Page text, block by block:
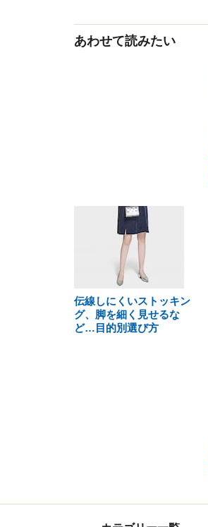
あわせて読みたい
伝線しにくいストッキン
グ、脚を細く見せるな
ど…目的別選び方